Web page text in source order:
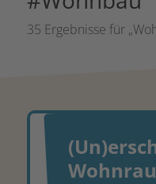
35 Ergebnisse für